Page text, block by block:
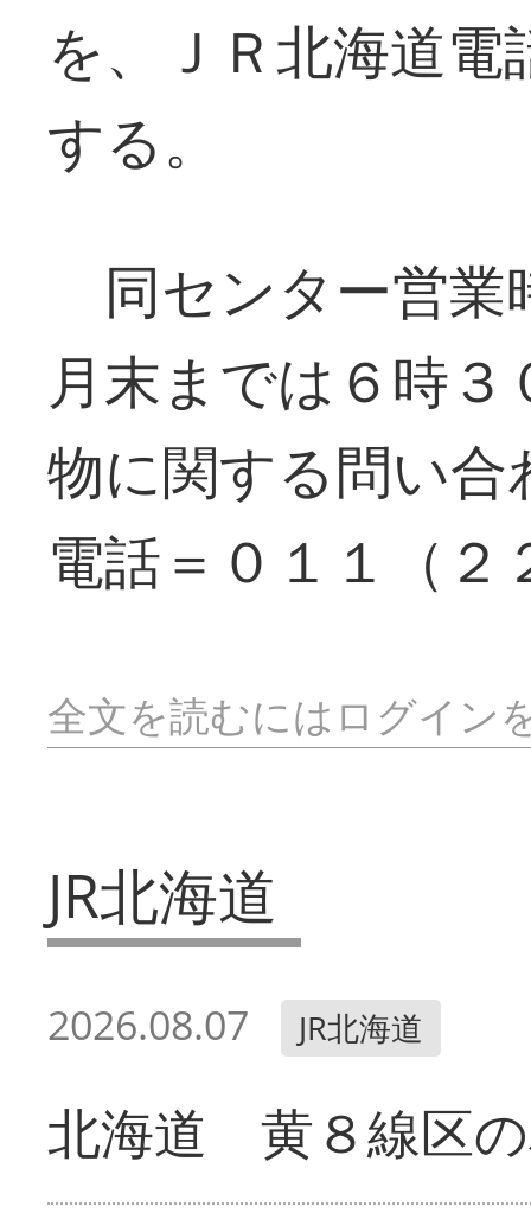
を、ＪＲ北海道
する。
同センター営業
月末までは６時
物に関する問い
電話＝０１１（２
全文を読むにはログイン
JR北海道
2026.08.07 JR北海道
北海道 黄８線区